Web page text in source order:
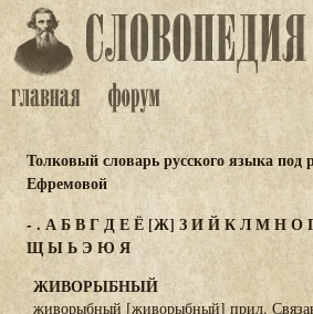
Толковый словарь русского языка под
Ефремовой
- . АБВГДЕЁ [Ж] ЗИЙКЛМНО
ЩЫЬЭ ЮЯ
ЖИВОРЫБНЫЙ
живорыбный [живорыбный] прил.